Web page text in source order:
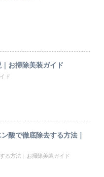
お掃除美装ガイド
ド
酸で徹底除去する方法｜
る方法｜お掃除美装ガイド